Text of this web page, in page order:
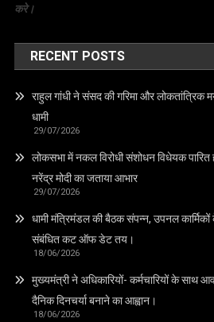
करे।
RECENT POSTS
राहुल गांधी ने संसद की गरिमा और लोकतांत्रिक
धामी
29/07/2026
लोकसभा में नकल विरोधी संशोधन विधेयक पारित
नरेंद्र मोदी का जताया आभार
29/07/2026
धामी मंत्रिमंडल की बैठक संपन्न, उपनल
संबंधित कट ऑफ डेट तय।
18/06/2026
मुख्यमंत्री ने अधिकारियों- कर्मचारियों के साथ
दैनिक दिनचर्या बनाने का आह्वान।
18/06/2026